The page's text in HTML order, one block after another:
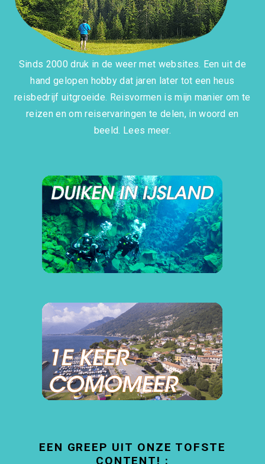
Sinds 2000 druk in de weer met websites. Een uit de
hand gelopen hobby dat jaren later tot een heus
reisbedrijf uitgroeide. Reisvormen is mijn manier om te
reizen en om reiservaringen te delen, in woord en
beeld. Lees meer.
EEN GREEP UIT ONZE TOFSTE
CONTENT! :